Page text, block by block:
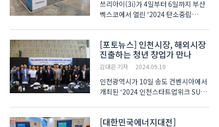
쓰리아이(3i)가 4일부터 6일까지 부산
벡스코에서 열린 ‘2024 탄소중립
사진 기반의 Beamo는 현장 방문을
줄여 탄소 배출량을 16%까지
감소시키는 솔루션으로, 산업 현장의..
[포토뉴스] 인천시장, 해외시장
진출하는 청년 창업가 만나
김대은 기자 2024.09.10
인천광역시가 10일 송도 컨벤시아에서
개최된 ‘2024 인천스타트업위크 SURF
에 참여 중인 청년 창업가들과 간담회를
[대한민국에너지대전]